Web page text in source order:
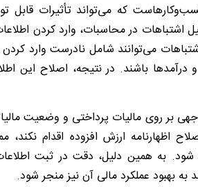
که می‌تواند تأثیرات قابل
اشتباهات در محاسبات، وارد کردن
می‌توانند شامل نادرست وارد کردن
باشند. در نتیجه، اصلاح این
بر روی مالیات پرداختی و وضعیت
اظهارنامه ارزش افزوده اقدام نکند،
شود. به همین دلیل، دقت در ثبت
به بهبود عملکرد مالی آن نیز منجر شود.